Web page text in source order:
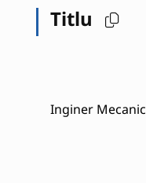
Titlu
Inginer Mecanic